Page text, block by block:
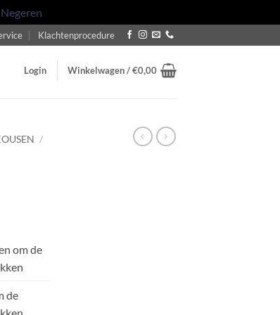
Negeren
Klachtenprocedure
Login Winkelwagen /€0,00
/
om de
de